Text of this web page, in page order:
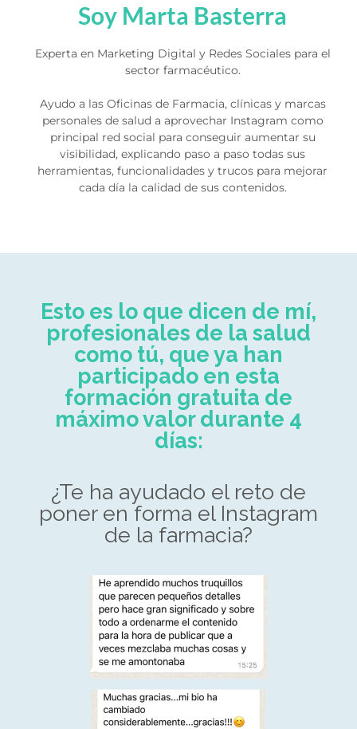
Soy Marta Basterra
Experta en Marketing Digital y Redes Sociales para el
sector farmacéutico.
Ayudo a las Oficinas de Farmacia, clínicas y marcas
personales de salud a aprovechar Instagram como
principal red social para conseguir aumentar su
visibilidad, explicando paso a paso todas sus
herramientas, funcionalidades y trucos para mejorar
cada día la calidad de sus contenidos.
Esto es lo que dicen de mí,
profesionales de la salud
como tú, que ya han
participado en esta
formación gratuita de
máximo valor durante 4
días:
¿Te ha ayudado el reto de
poner en forma el Instagram
de la farmacia?